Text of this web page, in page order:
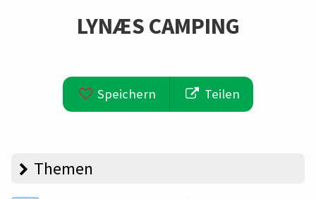
LYNÆS CAMPING
Speichern Teilen
Themen